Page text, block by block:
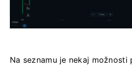
Na seznamu je nekaj možnosti